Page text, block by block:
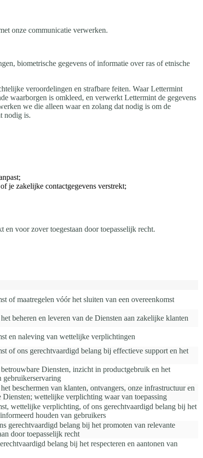
onze communicatie verwerken.
biometrische gegevens of informatie over ras of etnische
veroordelingen en strafbare feiten. Waar Lettermint
waarborgen is omkleed, en verwerkt Lettermint de gegevens
we die alleen waar en zolang dat nodig is om de
nodig is.
je zakelijke contactgegevens verstrekt;
voor zover toegestaan door toepasselijk recht.
of maatregelen vóór het sluiten van een overeenkomst
beheren en leveren van de Diensten aan zakelijke klanten
en naleving van wettelijke verplichtingen
of ons gerechtvaardigd belang bij effectieve support en het
Diensten, inzicht in productgebruik en het
gebruikerservaring
beschermen van klanten, ontvangers, onze infrastructuur en
Diensten; wettelijke verplichting waar van toepassing
wettelijke verplichting, of ons gerechtvaardigd belang bij het
houden van gebruikers
gerechtvaardigd belang bij het promoten van relevante
door toepasselijk recht
belang bij het respecteren en aantonen van